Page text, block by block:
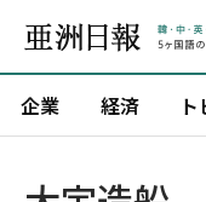
企業 経済